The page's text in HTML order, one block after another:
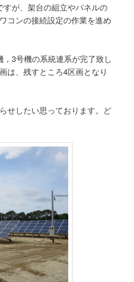
が、架台の組立やパネルの
コンの接続設定の作業を進め
3号機の系統連系が完了致し
は、残すところ4区画となり
せしたい思っております。ど